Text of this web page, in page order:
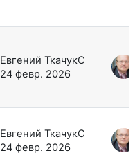
Евгений ТкачукС
24 февр. 2026
Евгений ТкачукС
24 февр. 2026